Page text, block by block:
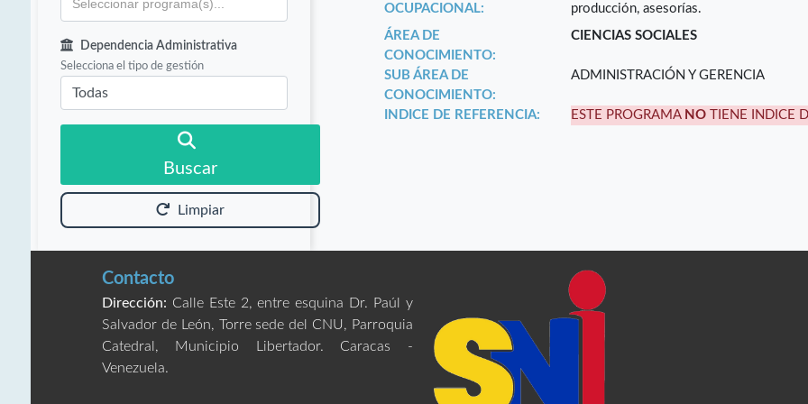
Dependencia Administrativa
Selecciona el tipo de gestión
Buscar
Limpiar
OCUPACIONAL:
producción, asesorías.
ÁREA DE
CONOCIMIENTO:
CIENCIAS SOCIALES
SUB ÁREA DE
CONOCIMIENTO:
ADMINISTRACIÓN Y GERENCIA
INDICE DE REFERENCIA: ESTE PROGRAMA NO TIENE INDICE
Contacto
Dirección: Calle Este 2, entre esquina Dr. Paúl y
Salvador de León, Torre sede del CNU, Parroquia
Catedral, Municipio Libertador. Caracas -
Venezuela.